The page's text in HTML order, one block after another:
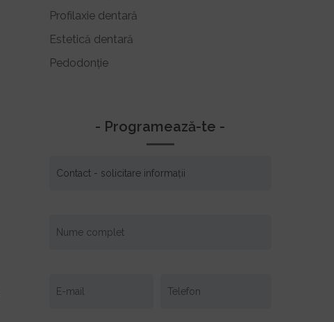
Profilaxie dentară
Estetică dentară
Pedodonție
- Programează-te -